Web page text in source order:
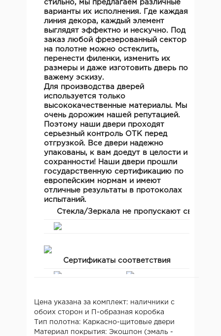
стильно, мы предлагаем различные
варианты их исполнения. Где каждая
линия декора, каждый элемент
выглядят эффектно и нескучно. Под
заказ любой фрезерованный сектор
на полотне можно остеклить,
перенести филенки, изменить их
размеры и даже изготовить дверь по
важему эскизу.
Для производства дверей
используется только
высококачественные материалы. Мы
очень дорожим нашей репутацией.
Поэтому наши двери проходят
серьезный контроль ОТК перед
отгрузкой. Все двери надежно
упакованы, к вам доедут в целости и
сохранности! Наши двери прошли
государственную сертификацию по
европейским нормам и имеют
отличные результаты в протоколах
испытаний.
Стекла/Зеркала не пропускают свет!
Сертификаты соответствия
Цена указана за комплект: наличники с
обоих сторон и П-образная коробка
Тип полотна: Каркасно-щитовые двери
Материал покрытия: Экошпон (эмаль -